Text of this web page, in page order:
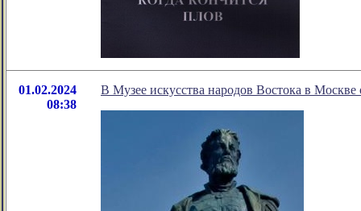
01.02.2024
08:38
В Музее искусства народов Востока в